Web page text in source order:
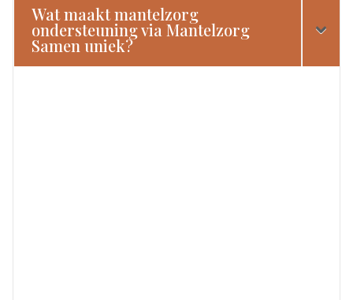
Wat maakt mantelzorg
ondersteuning via Mantelzorg
Samen uniek?